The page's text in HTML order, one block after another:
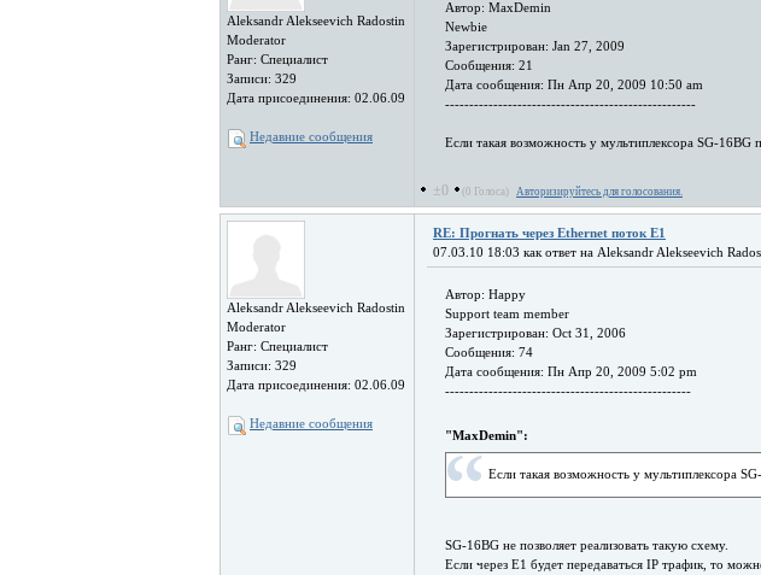
Aleksandr Alekseevich Radostin
Moderator
Ранг: Специалист
Записи: 329
Дата присоединения: 02.06.09
Недавние сообщения
Автор: MaxDemin
Newbie
Зарегистрирован: Jan 27, 2009
Сообщения: 21
Дата сообщения: Пн Апр 20, 2009 10:50 am
----------------------------------------------------
Если такая возможность у мультиплексора SG-16BG
±0 (0 Голоса) Авторизируйтесь для голосования.
Aleksandr Alekseevich Radostin
Moderator
Ранг: Специалист
Записи: 329
Дата присоединения: 02.06.09
Недавние сообщения
RE: Прогнать через Ethernet поток Е1
07.03.10 18:03 как ответ на Aleksandr Alekseevich
Автор: Happy
Support team member
Зарегистрирован: Oct 31, 2006
Сообщения: 74
Дата сообщения: Пн Апр 20, 2009 5:02 pm
---------------------------------------------------
"MaxDemin":
Если такая возможность у мультиплексора
SG-16BG не позволяет реализовать такую схему.
Если через E1 будет передаваться IP трафик, то